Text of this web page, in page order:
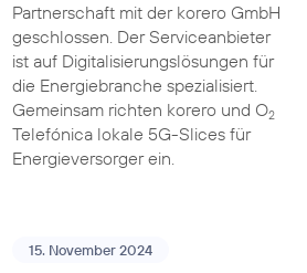
Partnerschaft mit der korero GmbH
geschlossen. Der Serviceanbieter
ist auf Digitalisierungslösungen für
die Energiebranche spezialisiert.
Gemeinsam richten korero und O2
Telefónica lokale 5G-Slices für
Energieversorger ein.
15. November 2024